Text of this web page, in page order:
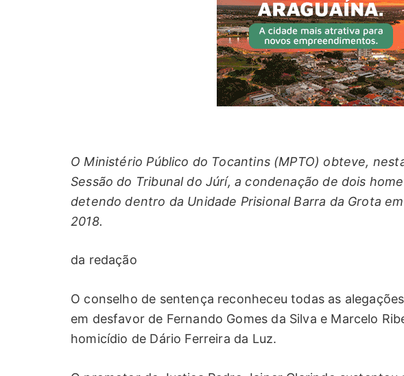
O Ministério Público do Tocantins (MPTO) obteve,
Sessão do Tribunal do Júrí, a condenação de dois
detendo dentro da Unidade Prisional Barra da Grota
2018.
da redação
O conselho de sentença reconheceu todas as
em desfavor de Fernando Gomes da Silva e Marcelo
homicídio de Dário Ferreira da Luz.